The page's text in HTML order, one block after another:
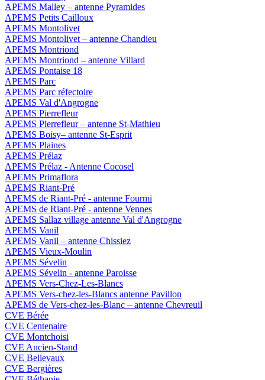
APEMS Malley – antenne Pyramides
APEMS Petits Cailloux
APEMS Montolivet
APEMS Montolivet – antenne Chandieu
APEMS Montriond
APEMS Montriond – antenne Villard
APEMS Pontaise 18
APEMS Parc
APEMS Parc réfectoire
APEMS Val d'Angrogne
APEMS Pierrefleur
APEMS Pierrefleur – antenne St-Mathieu
APEMS Boisy– antenne St-Esprit
APEMS Plaines
APEMS Prélaz
APEMS Prélaz - Antenne Cocosel
APEMS Primaflora
APEMS Riant-Pré
APEMS de Riant-Pré - antenne Fourmi
APEMS de Riant-Pré - antenne Vennes
APEMS Sallaz village antenne Val d'Angrogne
APEMS Vanil
APEMS Vanil – antenne Chissiez
APEMS Vieux-Moulin
APEMS Sévelin
APEMS Sévelin - antenne Paroisse
APEMS Vers-Chez-Les-Blancs
APEMS Vers-chez-les-Blancs antenne Pavillon
APEMS de Vers-chez-les-Blanc – antenne Chevreuil
CVE Bérée
CVE Centenaire
CVE Montchoisi
CVE Ancien-Stand
CVE Bellevaux
CVE Bergières